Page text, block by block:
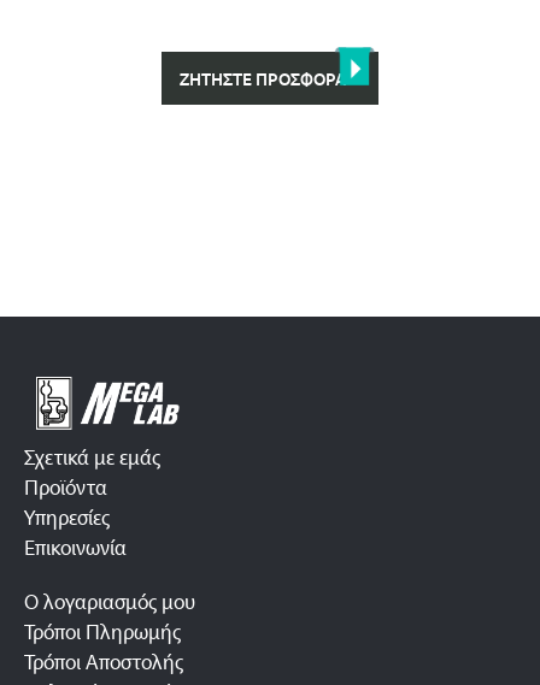
ΖΗΤΉΣΤΕ ΠΡΟΣΦΟΡΆ
Σχετικά με εμάς
Προϊόντα
Υπηρεσίες
Επικοινωνία
Ο λογαριασμός μου
Τρόποι Πληρωμής
Τρόποι Αποστολής